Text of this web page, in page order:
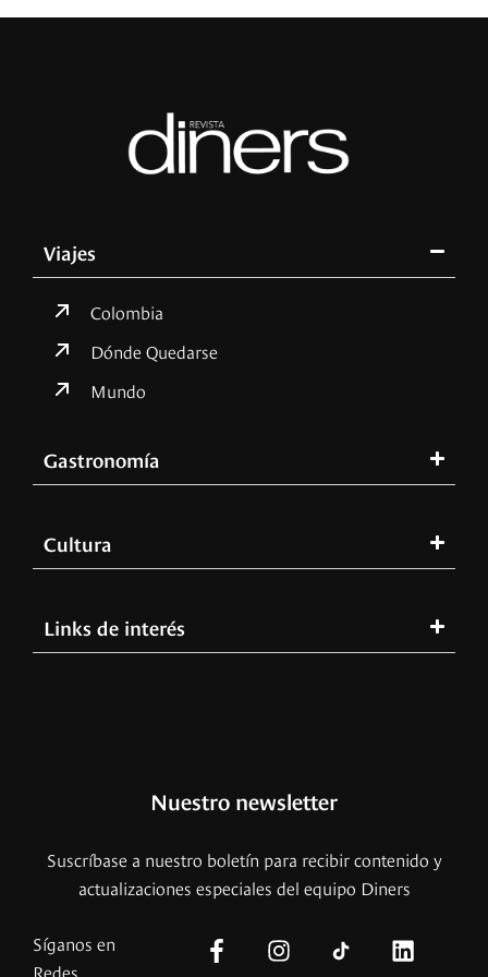
Viajes
Colombia
Dónde Quedarse
Mundo
Gastronomía
Cultura
Links de interés
Nuestro newsletter
Suscríbase a nuestro boletín para recibir contenido y
actualizaciones especiales del equipo Diners
Síganos en
Redes